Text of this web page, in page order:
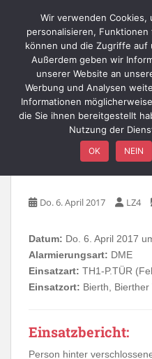
TH1-P.TÜR
Bierther Weg
Do. 6. April 2017 LZ4
Datum: Do. 6. April 2017
Alarmierungsart: DME
Einsatzart: TH1-P.TÜR
Einsatzort: Bierth, Bierther
Einsatzbericht:
Person hinter
Wir verwenden Cookies,
personalisieren,
können und die Zugriffe auf
Außerdem geben wir
unserer Website an
Werbung und Analysen
Informationen
die Sie ihnen bereitgestellt
Nutzung der
OK NEIN